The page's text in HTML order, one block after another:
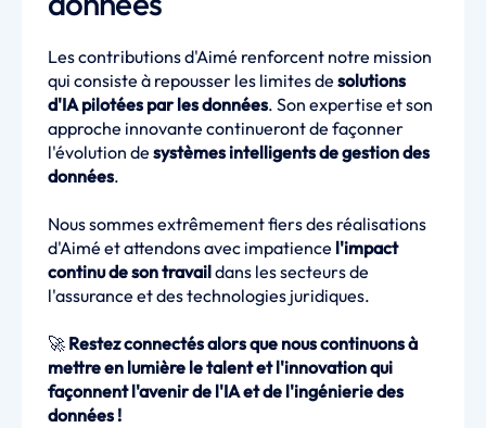
Les contributions d'Aimé renforcent notre mission
qui consiste à repousser les limites de solutions
d'IA pilotées par les données. Son expertise et son
approche innovante continueront de façonner
l'évolution de systèmes intelligents de gestion des
données.
Nous sommes extrêmement fiers des réalisations
d'Aimé et attendons avec impatience l'impact
continu de son travaildans les secteurs de
l'assurance et des technologies juridiques.
🚀 Restez connectés alors que nous continuons à
mettre en lumière le talent et l'innovation qui
façonnent l'avenir de l'IA et de l'ingénierie des
données !